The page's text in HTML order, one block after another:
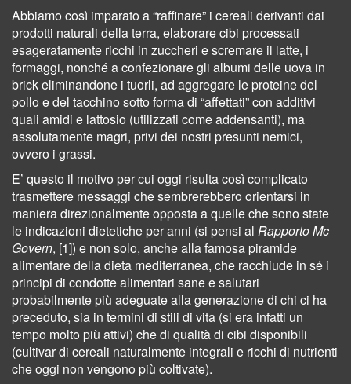
Abbiamo così imparato a “raffinare” i cereali derivanti dai
prodotti naturali della terra, elaborare cibi processati
esageratamente ricchi in zuccheri e scremare il latte, i
formaggi, nonché a confezionare gli albumi delle uova in
brick eliminandone i tuorli, ad aggregare le proteine del
pollo e del tacchino sotto forma di “affettati” con additivi
quali amidi e lattosio (utilizzati come addensanti), ma
assolutamente magri, privi dei nostri presunti nemici,
ovvero i grassi.
E’ questo il motivo per cui oggi risulta così complicato
trasmettere messaggi che sembrerebbero orientarsi in
maniera direzionalmente opposta a quelle che sono state
le indicazioni dietetiche per anni (si pensi al Rapporto Mc
Govern, [1]) e non solo, anche alla famosa piramide
alimentare della dieta mediterranea, che racchiude in sé i
principi di condotte alimentari sane e salutari
probabilmente più adeguate alla generazione di chi ci ha
preceduto, sia in termini di stili di vita (si era infatti un
tempo molto più attivi) che di qualità di cibi disponibili
(cultivar di cereali naturalmente integrali e ricchi di nutrienti
che oggi non vengono più coltivate).